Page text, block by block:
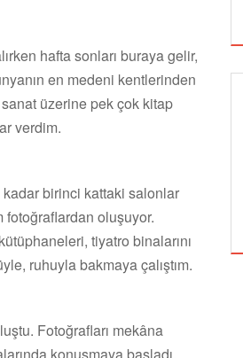
hafta sonları buraya gelir,
en medeni kentlerinden
üzerine pek çok kitap
verdim.
kadar birinci kattaki salonlar
fotoğraflardan oluşuyor.
tiyatro binalarını
ruhuyla bakmaya çalıştım.
Fotoğrafları mekâna
KOZA'NIN ONUR ÖDÜLLERİ FERZAN